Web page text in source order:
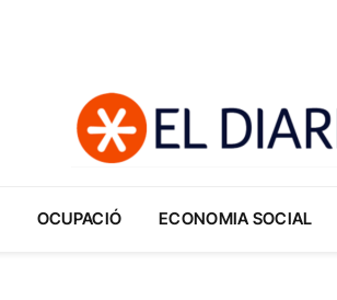
OCUPACIÓ ECONOMIA SOCIAL